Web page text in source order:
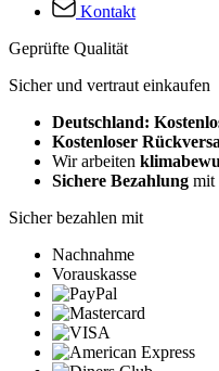
Kontakt
Geprüfte Qualität
Sicher und vertraut einkaufen
Deutschland:
Kostenloser
Wir arbeiten
Sichere Bezahlung mit
Sicher bezahlen mit
Nachnahme
Vorauskasse